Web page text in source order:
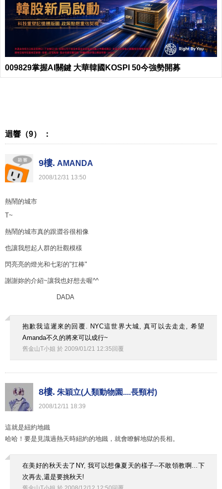
009829掌握AI關鍵 大華韓國KOSPI 50今強勢開募
迴響（9） ：
9樓. AMANDA
2008/12/31 13:50
熱鬧的城市
T~
熱鬧的城市真的跟澀谷很相像
也讓我想起人群的壯觀模樣
閃亮亮的燈光和七彩的"扛棒"
謝謝妳的介紹~讓我也好想去喔^^
DADA
抱歉我這遲來的回覆. NYC這世界大城, 真可以去走走, 希望
Amanda不久的將來可以成行~
舊金山T小姐 於 2009/01/21 12:35 回覆
8樓. 朱穎立(人類動物園....長頸村)
2008/12/11 18:39
這就是紐約地鐵
哈哈！要是見識過熱天時紐約的地鐵，就會瞭解地獄的長相。
在美好的秋天去了NY, 我可以想像夏天的樣子--不敢領教啊...下
次再去,還是要挑秋天!